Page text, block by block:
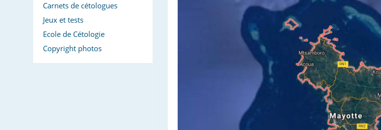
Carnets de cétologues
Jeux et tests
Ecole de Cétologie
Copyright photos